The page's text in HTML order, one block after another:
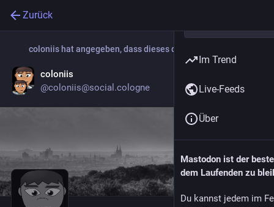
Zurück
coloniishat angegeben, dass dieses das neue Konto ist:
coloniis
@coloniis@social.cologne
Profil aufrufen
Im Trend
Live-Feeds
Über
Mastodon ist der
dem Laufenden zu
Du kannst jedem im